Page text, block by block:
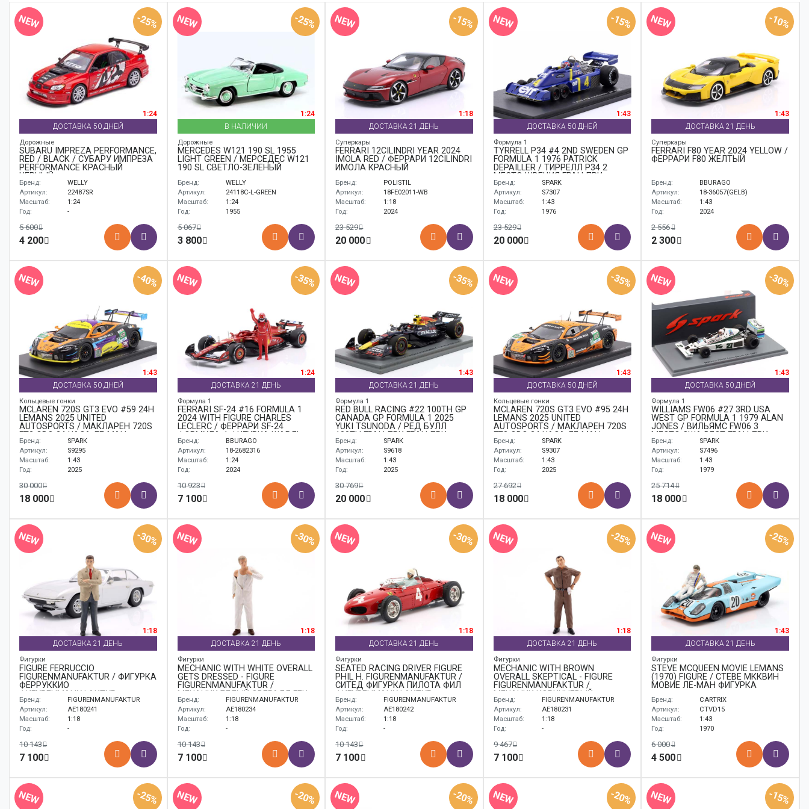
NEW -25%
1:24
ДОСТАВКА 50 ДНЕЙ
Дорожные
SUBARU IMPREZA PERFORMANCE,
RED / BLACK / СУБАРУ ИМПРЕЗА
PERFORMANCE КРАСНЫЙ
ЧЕРНЫЙ
Бренд:
WELLY
Артикул:
22487SR
Масштаб:
1:24
Год:
-
5 600
4 200
NEW -25%
1:24
В НАЛИЧИИ
Дорожные
MERCEDES W121 190 SL 1955
LIGHT GREEN / МЕРСЕДЕС W121
190 SL СВЕТЛО-ЗЕЛЕНЫЙ
Бренд:
WELLY
Артикул:
24118C-L-GREEN
Масштаб:
1:24
Год:
1955
5 067
3 800
NEW -15%
1:18
ДОСТАВКА 21 ДЕНЬ
Суперкары
FERRARI 12CILINDRI YEAR 2024
IMOLA RED / ФЕРРАРИ 12CILINDRI
ИМОЛА КРАСНЫЙ
Бренд:
POLISTIL
Артикул:
18FE02011-WB
Масштаб:
1:18
Год:
2024
23 529
20 000
NEW -15%
1:43
ДОСТАВКА 50 ДНЕЙ
Формула 1
TYRRELL P34 #4 2ND SWEDEN GP
FORMULA 1 1976 PATRICK
DEPAILLER / ТИРРЕЛЛ P34 2
МЕСТО ШВЕЦИЯ ГРАН-ПРИ
ФОРМУЛА-1 ПАТРИК
ДЕПАЙЛЛЕР
Бренд:
SPARK
Артикул:
S7307
Масштаб:
1:43
Год:
1976
23 529
20 000
NEW -10%
1:43
ДОСТАВКА 21 ДЕНЬ
Суперкары
FERRARI F80 YEAR 2024 YELLOW /
ФЕРРАРИ F80 ЖЕЛТЫЙ
Бренд:
BBURAGO
Артикул:
18-36057(GELB)
Масштаб:
1:43
Год:
2024
2 556
2 300
NEW -40%
1:43
ДОСТАВКА 50 ДНЕЙ
Кольцевые гонки
MCLAREN 720S GT3 EVO #59 24H
LEMANS 2025 UNITED
AUTOSPORTS / МАКЛАРЕН 720S
ГТ3 ЭВО 24 ЧАСА ЛЕ-МАН
УНИТЕД АУТОСПОРЦ
Бренд:
SPARK
Артикул:
S9295
Масштаб:
1:43
Год:
2025
30 000
18 000
NEW -35%
1:24
ДОСТАВКА 21 ДЕНЬ
Формула 1
FERRARI SF-24 #16 FORMULA 1
2024 WITH FIGURE CHARLES
LECLERC / ФЕРРАРИ SF-24
ФОРМУЛА-1 ФИГУРКА ШАРЛЬ
ЛЕКЛЕР
Бренд:
BBURAGO
Артикул:
18-2682316
Масштаб:
1:24
Год:
2024
10 923
7 100
NEW -35%
1:43
ДОСТАВКА 21 ДЕНЬ
Формула 1
RED BULL RACING #22 100TH GP
CANADA GP FORMULA 1 2025
YUKI TSUNODA / РЕД БУЛЛ
100TH ГРАН-ПРИ ГРАН-ПРИ
КАНАДЫ ФОРМУЛА-1 ЮКИ
ЦУНОДА КРАСНЫЙ
Бренд:
SPARK
Артикул:
S9618
Масштаб:
1:43
Год:
2025
30 769
20 000
NEW -35%
1:43
ДОСТАВКА 50 ДНЕЙ
Кольцевые гонки
MCLAREN 720S GT3 EVO #95 24H
LEMANS 2025 UNITED
AUTOSPORTS / МАКЛАРЕН 720S
ГТ3 ЭВО 24 ЧАСА ЛЕ-МАН
УНИТЕД АУТОСПОРЦ
Бренд:
SPARK
Артикул:
S9307
Масштаб:
1:43
Год:
2025
27 692
18 000
NEW -30%
1:43
ДОСТАВКА 50 ДНЕЙ
Формула 1
WILLIAMS FW06 #27 3RD USA
WEST GP FORMULA 1 1979 ALAN
JONES / ВИЛЬЯМС FW06 3
МЕСТО США ВЕСТ ГРАН-ПРИ
ФОРМУЛА-1 АЛАН ДЖОНЕС
Бренд:
SPARK
Артикул:
S7496
Масштаб:
1:43
Год:
1979
25 714
18 000
NEW -30%
1:18
ДОСТАВКА 21 ДЕНЬ
Фигурки
FIGURE FERRUCCIO
FIGURENMANUFAKTUR / ФИГУРКА
ФЕРРУККИО
ФИГУРЕНМАНУФАКТУР
Бренд:
FIGURENMANUFAKTUR
Артикул:
AE180241
Масштаб:
1:18
Год:
-
10 143
7 100
NEW -30%
1:18
ДОСТАВКА 21 ДЕНЬ
Фигурки
MECHANIC WITH WHITE OVERALL
GETS DRESSED - FIGURE
FIGURENMANUFAKTUR /
МЕЧАНИК БЕЛЫЙ ОВЕРАЛЛ ГЕЦ
ДРЕССЕД ФИГУРКА
ФИГУРЕНМАНУФАКТУР
Бренд:
FIGURENMANUFAKTUR
Артикул:
AE180234
Масштаб:
1:18
Год:
-
10 143
7 100
NEW -30%
1:18
ДОСТАВКА 21 ДЕНЬ
Фигурки
SEATED RACING DRIVER FIGURE
PHIL H. FIGURENMANUFAKTUR /
СИТЕД ФИГУРКА ПИЛОТА ФИЛ
ФИГУРЕНМАНУФАКТУР
Бренд:
FIGURENMANUFAKTUR
Артикул:
AE180242
Масштаб:
1:18
Год:
-
10 143
7 100
NEW -25%
1:18
ДОСТАВКА 21 ДЕНЬ
Фигурки
MECHANIC WITH BROWN
OVERALL SKEPTICAL - FIGURE
FIGURENMANUFAKTUR /
МЕЧАНИК КОРИЧНЕВЫЙ
ОВЕРАЛЛ СКЕПТИКАЛ ФИГУРКА
ФИГУРЕНМАНУФАКТУР
Бренд:
FIGURENMANUFAKTUR
Артикул:
AE180231
Масштаб:
1:18
Год:
-
9 467
7 100
NEW -25%
1:43
ДОСТАВКА 21 ДЕНЬ
Фигурки
STEVE MCQUEEN MOVIE LEMANS
(1970) FIGURE / СТЕВЕ МККВИН
МОВИЕ ЛЕ-МАН ФИГУРКА
Бренд:
CARTRIX
Артикул:
CTVD15
Масштаб:
1:43
Год:
1970
6 000
4 500
NEW -25% NEW -20% NEW -20% NEW -20% NEW -15%
Аксессуары
Корабли